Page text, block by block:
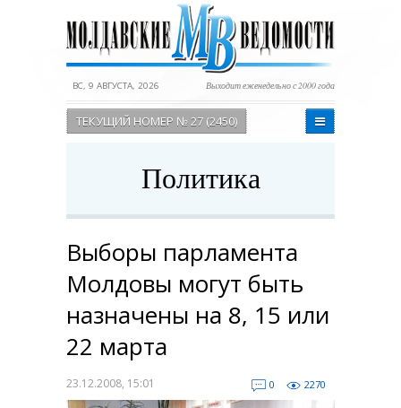
ВС, 9 АВГУСТА, 2026 Выходит еженедельно с 2000 года
ТЕКУЩИЙ НОМЕР № 27 (2450)
Политика
Выборы парламента
Молдовы могут быть
назначены на 8, 15 или
22 марта
23.12.2008, 15:01 0 2270